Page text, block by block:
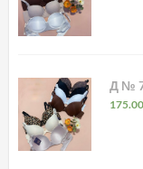
Д №
175.00